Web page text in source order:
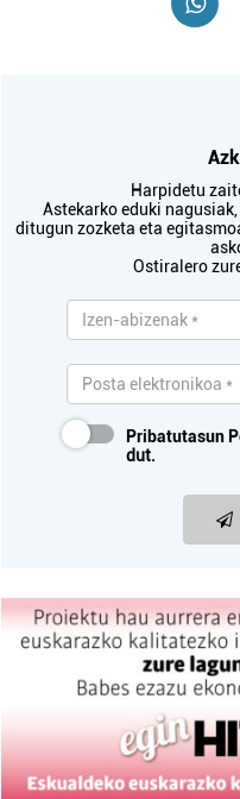
Harpidetu
Astekarko eduki
ditugun zozketa eta
Ostiralero
Pribatutasun
dut.